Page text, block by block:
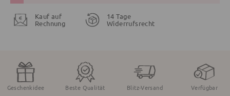
Kauf auf
Rechnung
14 Tage
Widerrufsrecht
Geschenkidee Beste Qualität Blitz-Versand Verfügbar